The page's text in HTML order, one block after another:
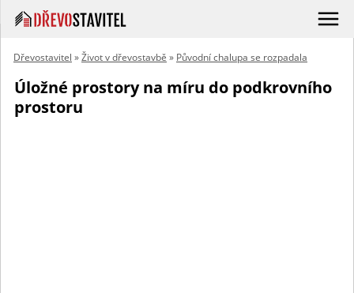
Dřevostavitel »Život v dřevostavbě » Původní chalupa se rozpadala
Úložné prostory na míru do podkrovního
prostoru